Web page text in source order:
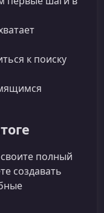
к поиску
полный
создавать